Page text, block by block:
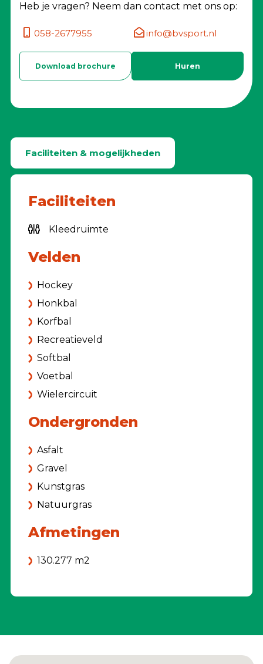
Heb je vragen? Neem dan contact met ons op:
058-2677955 info@bvsport.nl
Download brochure Huren
Faciliteiten & mogelijkheden
Faciliteiten
Kleedruimte
Velden
Hockey
Honkbal
Korfbal
Recreatieveld
Softbal
Voetbal
Wielercircuit
Ondergronden
Asfalt
Gravel
Kunstgras
Natuurgras
Afmetingen
130.277 m2